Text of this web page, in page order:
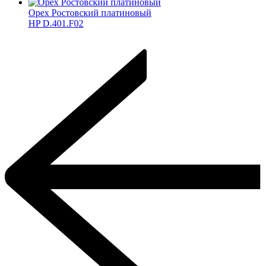
Орех Ростовский платиновый
HP D.401.F02